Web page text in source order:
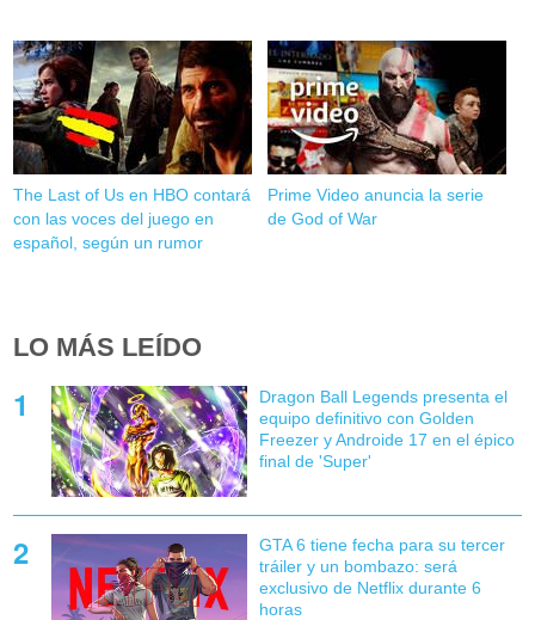
The Last of Us en HBO contará
con las voces del juego en
español, según un rumor
Prime Video anuncia la serie
de God of War
LO MÁS LEÍDO
Dragon Ball Legends presenta el
equipo definitivo con Golden
Freezer y Androide 17 en el épico
final de 'Super'
GTA 6 tiene fecha para su tercer
tráiler y un bombazo: será
exclusivo de Netflix durante 6
horas